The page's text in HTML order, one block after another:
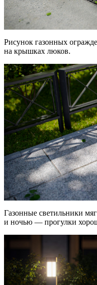
Рисунок газонных
на крышках люков.
Газонные светильники
и ночью — прогулки